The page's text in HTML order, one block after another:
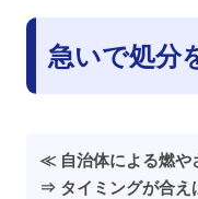
急いで処分
≪ 自治体による燃や
⇒ タイミングが合え